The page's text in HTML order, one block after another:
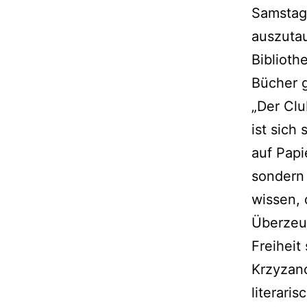
Bücher
„Der
ist sich
auf
wissen,
Freiheit